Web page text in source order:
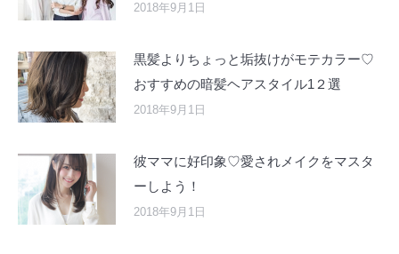
2018年9月1日
黒髪よりちょっと垢抜けがモテカラー♡
おすすめの暗髪ヘアスタイル1２選
2018年9月1日
彼ママに好印象♡愛されメイクをマスタ
ーしよう！
2018年9月1日